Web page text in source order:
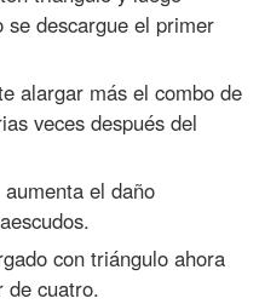
se descargue el primer
alargar más el combo de
veces después del
aumenta el daño
con triángulo ahora
de cuatro.